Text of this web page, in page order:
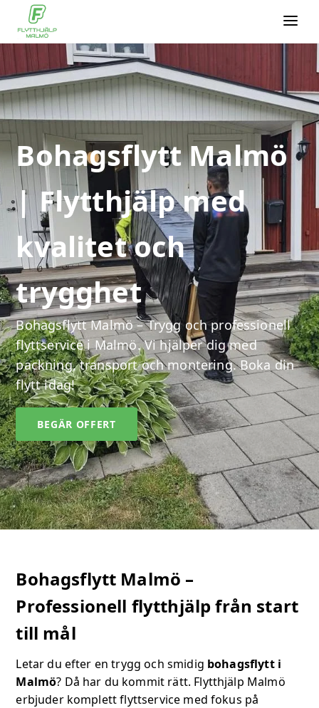
Bohagsflytt Malmö
| Flytthjälp med
kvalitet och
trygghet
Bohagsflytt Malmö – Trygg och professionell
flyttservice i Malmö. Vi hjälper dig med
packning, transport och montering. Boka din
flytt idag!
BEGÄR OFFERT
Bohagsflytt Malmö –
Professionell flytthjälp från start
till mål
Letar du efter en trygg och smidig bohagsflytt i
Malmö? Då har du kommit rätt. Flytthjälp Malmö
erbjuder komplett flyttservice med fokus på